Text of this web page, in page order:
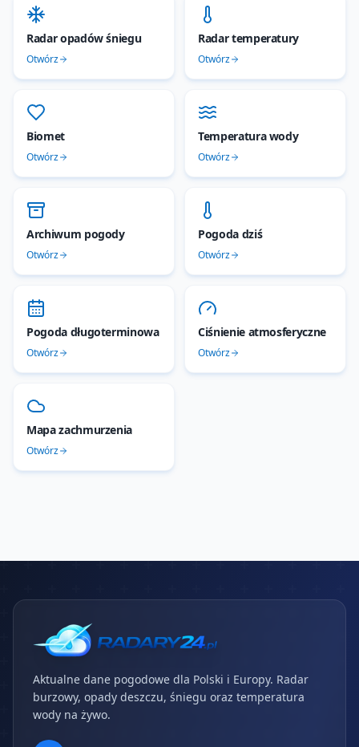
Radar opadów śniegu
Otwórz
Radar temperatury
Otwórz
Biomet
Otwórz
Temperatura wody
Otwórz
Archiwum pogody
Otwórz
Pogoda dziś
Otwórz
Pogoda długoterminowa
Otwórz
Ciśnienie atmosferyczne
Otwórz
Mapa zachmurzenia
Otwórz
Aktualne dane pogodowe dla Polski i Europy. Radar
burzowy, opady deszczu, śniegu oraz temperatura
wody na żywo.